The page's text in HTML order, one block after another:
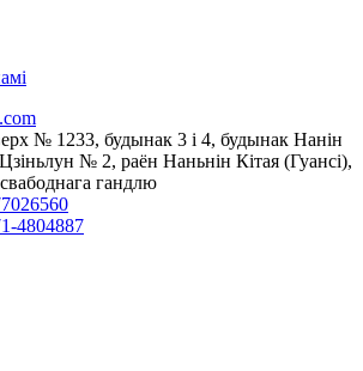
№ 1233, будынак 3 і 4, будынак Нанін
№ 2, раён Наньнін Кітая (Гуансі),
гандлю
4804887